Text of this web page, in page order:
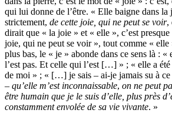
qui lui donne de l’être. « Elle baigne dans la
strictement, de cette joie, qui ne peut se voir,
dirait que « la joie » et « elle », c’est
joie, qui ne peut se voir », tout comme «
plus bas, le « je » abonde dans ce sens là :
l’est pas. Et celle qui l’est […] » ; « elle a été
de moi » ; « […] je sais – ai-je jamais su à ce
– qu’elle m’est inconnaissable, on ne peut
être humain que je le suis d’elle, plus près
constamment envolée de sa vie vivante. »